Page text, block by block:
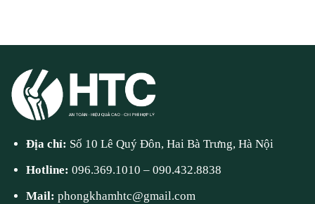
Địa chỉ: Số 10 Lê Quý Đôn, Hai Bà Trưng, Hà Nội
Hotline:096.369.1010 –090.432.8838
Mail:phongkhamhtc@gmail.com